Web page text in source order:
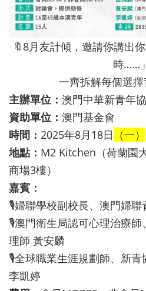
🔖8月友計傾，邀請你講出
時……」
一齊拆解每個選
主辦單位： 澳門中華新青年
資助單位： 澳門基金會
時間： 2025年8月18日 （一）
地點： M2 Kitchen（荷蘭園
商場3樓）
嘉賓：
🎙婦聯學校副校長、澳門婦
🎙澳門衛生局認可心理治療
理師 黃安麟
🎙全球職業生涯規劃師、新
李凱婷